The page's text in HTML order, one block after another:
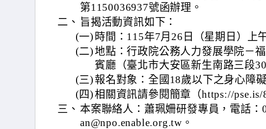
第1150036937號函辦理。
二、 旨揭活動資訊如下：
(一) 時間：115年7月26日（星期日）上
(二)地點：行政院公務人力發展學院－
賓廳（臺北市大安區新生南路三段
(三) 報名對象：全國18歲以下之身心障
(四)相關資訊請參閱簡章（https://pse.is/
三、 本案聯絡人：蕭珮姍研發專員，電話：
an@npo.enable.org.tw。